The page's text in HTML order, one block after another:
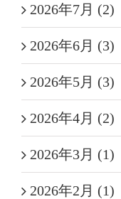
2026年7月 (2)
2026年6月 (3)
2026年5月 (3)
2026年4月 (2)
2026年3月 (1)
2026年2月 (1)